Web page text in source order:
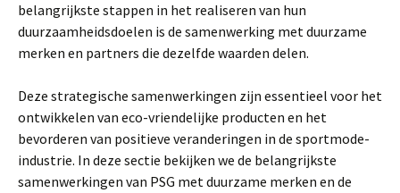
belangrijkste stappen in het realiseren van hun
duurzaamheidsdoelen is de samenwerking met duurzame
merken en partners die dezelfde waarden delen.
Deze strategische samenwerkingen zijn essentieel voor het
ontwikkelen van eco-vriendelijke producten en het
bevorderen van positieve veranderingen in de sportmode-
industrie. In deze sectie bekijken we de belangrijkste
samenwerkingen van PSG met duurzame merken en de